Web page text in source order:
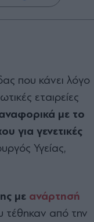
που κάνει λόγο
εταιρείες
με το
για γενετικές
Υγείας,
με ανάρτησή
από την